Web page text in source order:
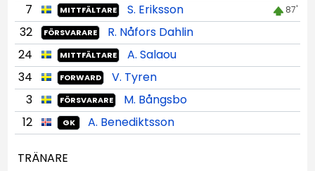
7 MITTFÄLTARE S. Eriksson 87'
32 FÖRSVARARE
R. Nåfors Dahlin
24
MITTFÄLTARE
A. Salaou
34
FORWARD
V. Tyren
3
FÖRSVARARE
M. Bångsbo
12
GK A. Benediktsson
TRÄNARE